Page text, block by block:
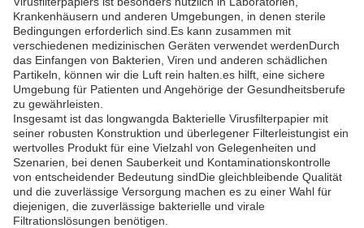
Krankenhäusern und anderen Umgebungen, in denen sterile
Bedingungen erforderlich sind.Es kann zusammen mit
verschiedenen medizinischen Geräten verwendet werdenDurch
das Einfangen von Bakterien, Viren und anderen schädlichen
Partikeln, können wir die Luft rein halten.es hilft, eine sichere
Umgebung für Patienten und Angehörige der Gesundheitsberufe
zu gewährleisten.
Insgesamt ist das longwangda Bakterielle Virusfilterpapier mit
seiner robusten Konstruktion und überlegener Filterleistungist ein
wertvolles Produkt für eine Vielzahl von Gelegenheiten und
Szenarien, bei denen Sauberkeit und Kontaminationskontrolle
von entscheidender Bedeutung sindDie gleichbleibende Qualität
und die zuverlässige Versorgung machen es zu einer Wahl für
diejenigen, die zuverlässige bakterielle und virale
Filtrationslösungen benötigen.